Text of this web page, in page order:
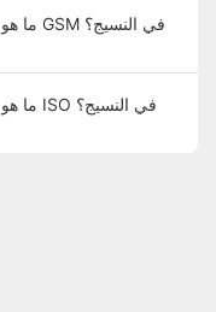
ما هو GSM في النسيج؟
ما هو ISO في النسيج؟